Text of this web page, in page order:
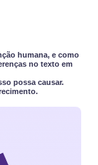
humana, e como
no texto em
possa causar.